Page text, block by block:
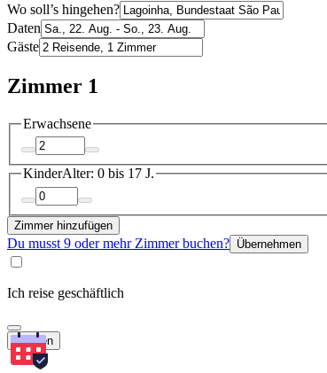
Wo soll’s hingehen?
Daten
Gäste
Zimmer 1
Erwachsene
KinderAlter: 0 bis 17 J.
Zimmer hinzufügen
Du musst 9 oder mehr Zimmer buchen? Übernehmen
Ich reise geschäftlich
Suchen